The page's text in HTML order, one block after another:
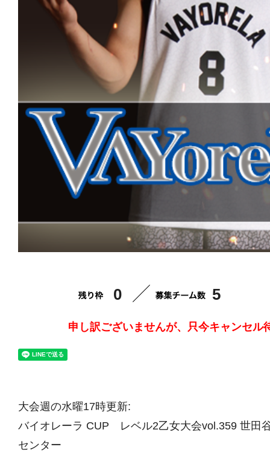
0 5
申し訳ございませんが、只今キャンセル
大会週の水曜17時更新:
バイオレーラ CUP レベル2乙女大会vol.359 世田
センター